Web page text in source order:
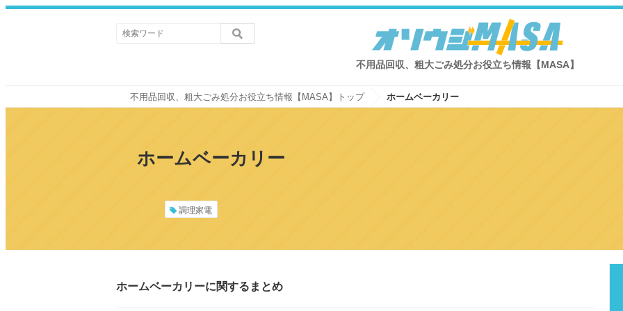
不用品回収、粗大ごみ処分お役立ち情報【MASA】
不用品回収、粗大ごみ処分お役立ち情報【MASA】トップ ホームベーカリー
ホームベーカリー
調理家電
ホームベーカリーに関するまとめ